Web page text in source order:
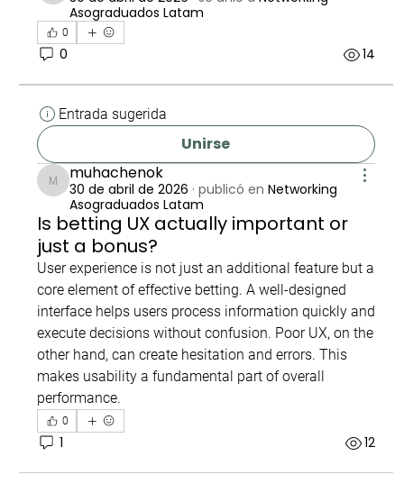
Asograduados Latam
0
0 14
Entrada sugerida
Unirse
muhachenok
muhachenok
30 de abril de 2026 · publicó en Networking
Asograduados Latam
Is betting UX actually important or
just a bonus?
User experience is not just an additional feature but a
core element of effective betting. A well-designed
interface helps users process information quickly and
execute decisions without confusion. Poor UX, on the
other hand, can create hesitation and errors. This
makes usability a fundamental part of overall
performance.
0
1 12